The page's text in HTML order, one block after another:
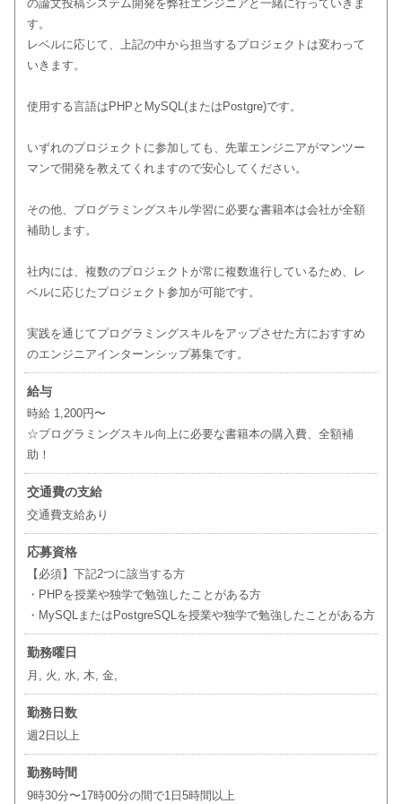
の論文投稿システム開発を弊社エンジニアと一緒に行っていきま
す。
レベルに応じて、上記の中から担当するプロジェクトは変わって
いきます。
使用する言語はPHPとMySQL(またはPostgre)です。
いずれのプロジェクトに参加しても、先輩エンジニアがマンツー
マンで開発を教えてくれますので安心してください。
その他、プログラミングスキル学習に必要な書籍本は会社が全額
補助します。
社内には、複数のプロジェクトが常に複数進行しているため、レ
ベルに応じたプロジェクト参加が可能です。
実践を通じてプログラミングスキルをアップさせた方におすすめ
のエンジニアインターンシップ募集です。
給与
時給 1,200円〜
☆プログラミングスキル向上に必要な書籍本の購入費、全額補
助！
交通費の支給
交通費支給あり
応募資格
【必須】下記2つに該当する方
・PHPを授業や独学で勉強したことがある方
・MySQLまたはPostgreSQLを授業や独学で勉強したことがある方
勤務曜日
月, 火, 水, 木, 金,
勤務日数
週2日以上
勤務時間
9時30分〜17時00分の間で1日5時間以上